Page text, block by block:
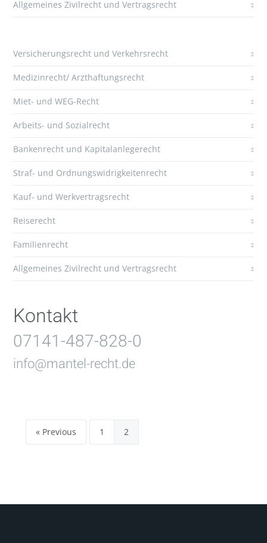
Allgemeines Zivilrecht und Vertragsrecht
Versicherungsrecht und Verkehrsrecht
Medizinrecht/ Arzthaftungsrecht
Miet- und WEG-Recht
Arbeits- und Sozialrecht
Bankenrecht und Kapitalanlegerecht
Straf- und Ordnungswidrigkeitenrecht
Kauf- und Werkvertragsrecht
Reiserecht
Familienrecht
Allgemeines Zivilrecht und Vertragsrecht
Kontakt
07141-487-828-0
info@mantel-recht.de
« Previous 1 2